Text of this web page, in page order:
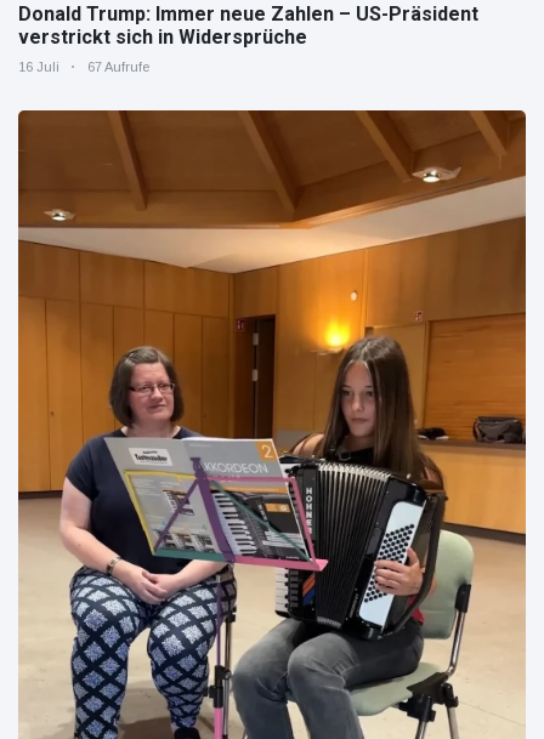
Donald Trump: Immer neue Zahlen – US-Präsident
verstrickt sich in Widersprüche
16 Juli 67 Aufrufe